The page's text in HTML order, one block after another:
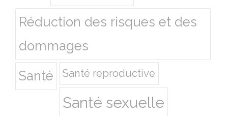
Réduction des risques et des
dommages
Santé
Santé reproductive
Santé sexuelle